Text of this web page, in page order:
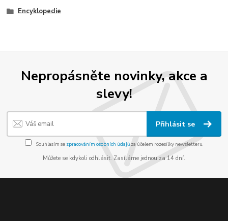
Encyklopedie
Nepropásněte novinky, akce a
slevy!
Přihlásit se
Souhlasím se zpracováním osobních údajůza účelem rozesílky newsletteru.
Můžete se kdykoli odhlásit. Zasíláme jednou za 14 dní.